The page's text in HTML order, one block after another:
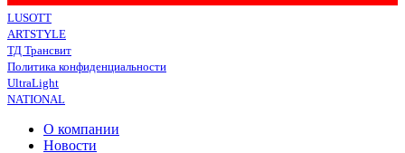
LUSOTT
ARTSTYLE
ТД Трансвит
Политика конфиденциальности
UltraLight
NATIONAL
О компании
Новости